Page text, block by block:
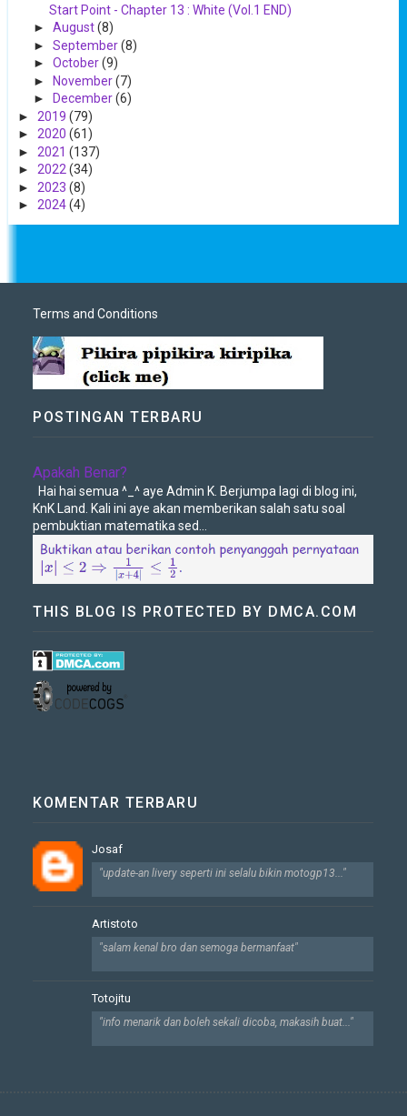
Start Point - Chapter 13 : White (Vol.1 END)
► August(8)
► September(8)
► October(9)
► November(7)
►
December(6)
► 2019 (79)
► 2020 (61)
► 2021 (137)
► 2022 (34)
► 2023 (8)
► 2024(4)
Terms and Conditions
POSTINGAN TERBARU
Apakah Benar?
Hai hai semua ^_^ aye Admin K. Berjumpa lagi di blog ini,
KnK Land. Kali ini aye akan memberikan salah satu soal
pembuktian matematika sed...
THIS BLOG IS PROTECTED BY DMCA.COM
KOMENTAR TERBARU
Josaf
"update-an livery seperti ini selalu bikin motogp13..."
Artistoto
"salam kenal bro dan semoga bermanfaat"
Totojitu
"info menarik dan boleh sekali dicoba, makasih buat..."